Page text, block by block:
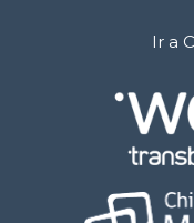
Ir a